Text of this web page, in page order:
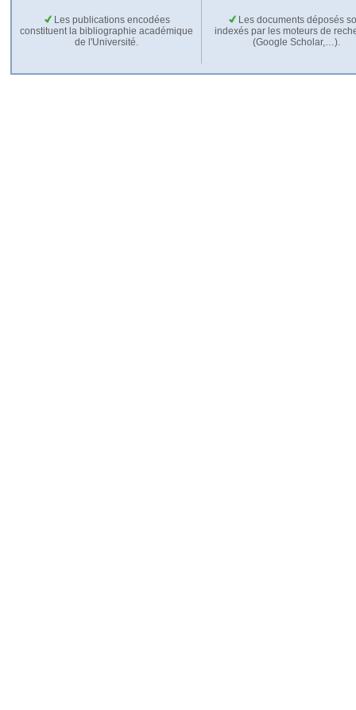
Les publications encodées
constituent la bibliographie académique
de l'Université.
Les documents déposés
indexés par les moteurs de
(Google Scholar,…).